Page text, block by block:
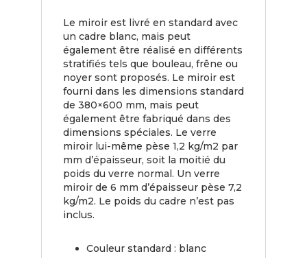
Le miroir est livré en standard avec
un cadre blanc, mais peut
également être réalisé en différents
stratifiés tels que bouleau, frêne ou
noyer sont proposés. Le miroir est
fourni dans les dimensions standard
de 380×600 mm, mais peut
également être fabriqué dans des
dimensions spéciales. Le verre
miroir lui-même pèse 1,2 kg/m2 par
mm d’épaisseur, soit la moitié du
poids du verre normal. Un verre
miroir de 6 mm d’épaisseur pèse 7,2
kg/m2. Le poids du cadre n’est pas
inclus.
Couleur standard : blanc